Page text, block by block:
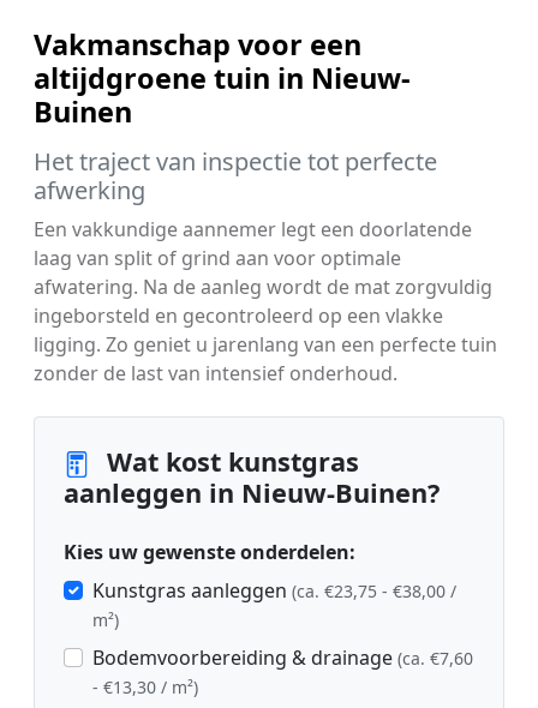
Vakmanschap voor een
altijdgroene tuin in Nieuw-
Buinen
Het traject van inspectie tot perfecte
afwerking
Een vakkundige aannemer legt een doorlatende
laag van split of grind aan voor optimale
afwatering. Na de aanleg wordt de mat zorgvuldig
ingeborsteld en gecontroleerd op een vlakke
ligging. Zo geniet u jarenlang van een perfecte tuin
zonder de last van intensief onderhoud.
Wat kost kunstgras
aanleggen in Nieuw-Buinen?
Kies uw gewenste onderdelen:
Kunstgras aanleggen (ca. €23,75 - €38,00 /
m²)
Bodemvoorbereiding & drainage (ca. €7,60
- €13,30 / m²)